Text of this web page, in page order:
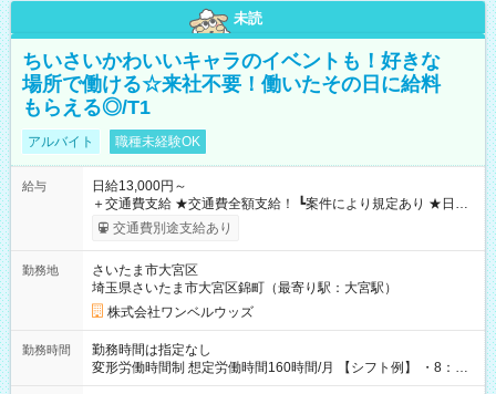
未読
ちいさいかわいいキャラのイベントも！好きな
場所で働ける☆来社不要！働いたその日に給料
もらえる◎/T1
アルバイト 職種未経験OK
給与
日給13,000円～
＋交通費支給 ★交通費全額支給！ ┗案件により規定あり ★日払
いOK！（規定あり） ┗働いたその日に現金GET♪ お仕事後はコ
ンビニATMから 日払い分を引き落とせます！ 【試用期間】試
交通費別途支給あり
勤務地
さいたま市大宮区
埼玉県さいたま市大宮区錦町（最寄り駅：大宮駅）
株式会社ワンベルウッズ
勤務時間
勤務時間は指定なし
変形労働時間制 想定労働時間160時間/月 【シフト例】 ・8：00
～21：00